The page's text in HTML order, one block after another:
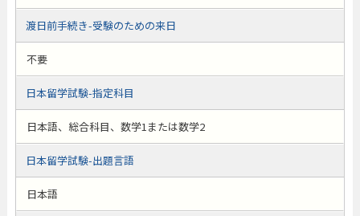
渡日前手続き-受験のための来日
不要
日本留学試験-指定科目
日本語、総合科目、数学1または数学2
日本留学試験-出題言語
日本語